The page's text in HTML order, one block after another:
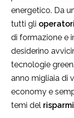
energetico. Da
tutti gli
di formazione e
desiderino
tecnologie
anno migliaia di
economy e
temi del